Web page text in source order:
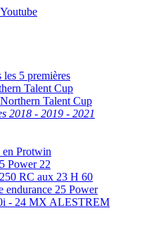
Youtube
5 premières
Talent Cup
Talent Cup
2018 - 2019 - 2021
Protwin
Power 22
RC aux 23 H 60
endurance 25 Power
- 24 MX ALESTREM